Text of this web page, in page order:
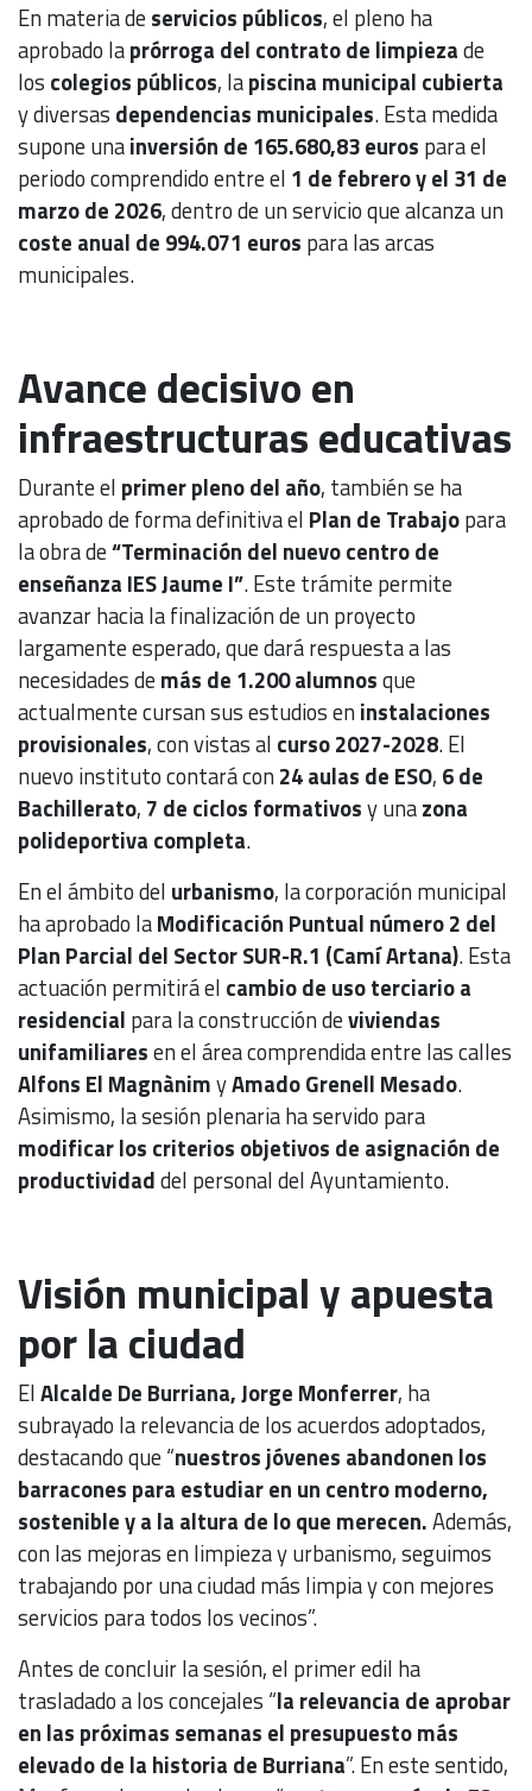
En materia deservicios públicos, el pleno ha
aprobado laprórroga del contrato de limpiezade
los colegios públicos, lapiscina municipal cubierta
y diversas dependencias municipales. Esta medida
supone unainversión de 165.680,83 euros para el
periodo comprendido entre el 1 de febrero y el 31 de
marzo de 2026, dentro de un servicio que alcanza un
coste anual de 994.071 euros para las arcas
municipales.
Avance decisivo en
infraestructuras educativas
Durante el primer pleno del año, también se ha
aprobado de forma definitiva el Plan de Trabajopara
la obra de“Terminación del nuevo centro de
enseñanza IES Jaume I”. Este trámite permite
avanzar hacia la finalización de un proyecto
largamente esperado, que dará respuesta a las
necesidades demás de 1.200 alumnosque
actualmente cursan sus estudios eninstalaciones
provisionales, con vistas al curso 2027-2028. El
nuevo instituto contará con24 aulas de ESO, 6 de
Bachillerato, 7 de ciclos formativosy unazona
polideportiva completa.
En el ámbito del urbanismo, la corporación municipal
ha aprobado laModificación Puntual número 2 del
Plan Parcial del Sector SUR-R.1 (Camí Artana). Esta
actuación permitirá el cambio de uso terciario a
residencial para la construcción deviviendas
unifamiliaresen el área comprendida entre las calles
Alfons El MagnànimyAmado Grenell Mesado.
Asimismo, la sesión plenaria ha servido para
modificar los criterios objetivos de asignación de
productividaddel personal del Ayuntamiento.
Visión municipal y apuesta
por la ciudad
ElAlcalde De Burriana, Jorge Monferrer, ha
subrayado la relevancia de los acuerdos adoptados,
destacando que “nuestros jóvenes abandonen los
barracones para estudiar en un centro moderno,
sostenible y a la altura de lo que merecen.Además,
con las mejoras en limpieza y urbanismo, seguimos
trabajando por una ciudad más limpia y con mejores
servicios para todos los vecinos”.
Antes de concluir la sesión, el primer edil ha
trasladado a los concejales “la relevancia de aprobar
en las próximas semanas el presupuesto más
elevado de la historia de Burriana”. En este sentido,